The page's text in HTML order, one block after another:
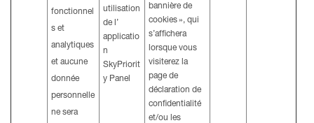
fonctionnel
s et
analytiques
et aucune
donnée
personnelle
ne sera
utilisation
de l’
applicatio
n
SkyPriorit
y Panel
bannière de
cookies », qui
s’affichera
lorsque vous
visiterez la
page de
déclaration de
confidentialité
et/ou les